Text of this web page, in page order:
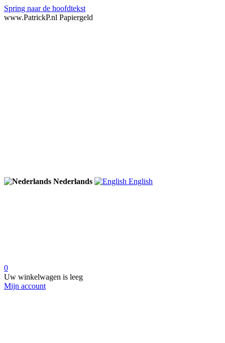
Spring naar de hoofdtekst
www.PatrickP.nl Papiergeld
Nederlands English
0
Uw winkelwagen is leeg
Mijn account